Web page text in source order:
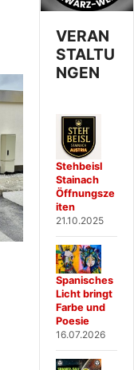
VERAN
STALTU
NGEN
Stehbeisl
Stainach
Öffnungsze
iten
21.10.2025
Spanisches
Licht bringt
Farbe und
Poesie
16.07.2026